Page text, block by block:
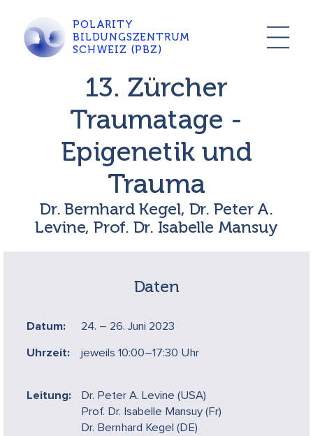
POLARITY
BILDUNGSZENTRUM
SCHWEIZ (PBZ)
13. Zürcher
Traumatage -
Epigenetik und
Trauma
Dr. Bernhard Kegel, Dr. Peter A.
Levine, Prof. Dr. Isabelle Mansuy
Daten
Datum: 24. – 26. Juni 2023
Uhrzeit: jeweils 10:00–17:30 Uhr
Leitung:
Dr. Peter A. Levine (USA)
Prof. Dr. Isabelle Mansuy (Fr)
Dr. Bernhard Kegel (DE)